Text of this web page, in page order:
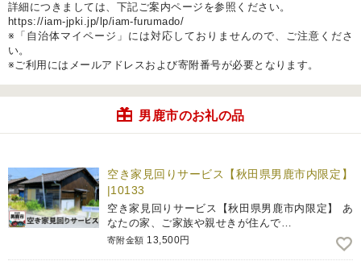
詳細につきましては、下記ご案内ページを参照ください。
https://iam-jpki.jp/lp/iam-furumado/
※「自治体マイページ」には対応しておりませんので、ご注意くださ
い。
※ご利用にはメールアドレスおよび寄附番号が必要となります。
男鹿市のお礼の品
空き家見回りサービス【秋田県男鹿市内限定】
|10133
空き家見回りサービス【秋田県男鹿市内限定】 あ
なたの家、ご家族や親せきが住んで…
寄附金額 13,500円